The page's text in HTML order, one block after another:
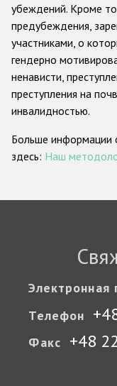
убеждений. Кроме
предубеждения,
участниками, о
гендерно
ненависти,
преступления на
инвалидностью.
Больше информации
здесь: Наш
Электронная
Телефон
Факс +48